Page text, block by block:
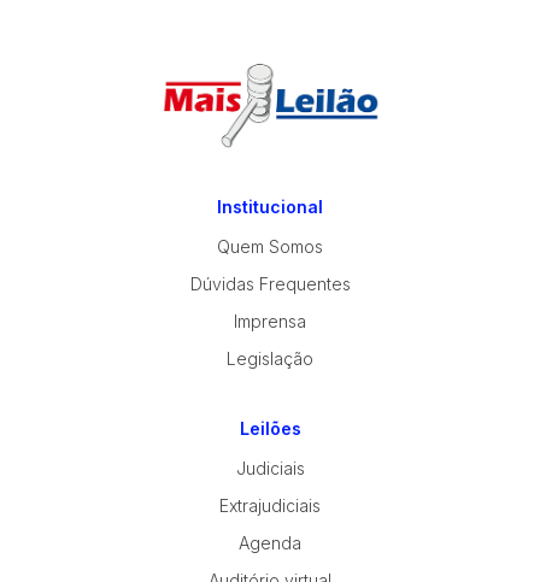
Institucional
Quem Somos
Dúvidas Frequentes
Imprensa
Legislação
Leilões
Judiciais
Extrajudiciais
Agenda